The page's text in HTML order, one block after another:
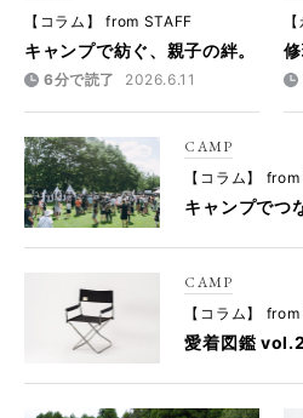
【コラム】 from STAFF
キャンプで紡ぐ、親子の絆。
6分で読了 2026.6.11
CAMP
【コラム】
キャンプでつ
CAMP
【コラム】
愛着図鑑